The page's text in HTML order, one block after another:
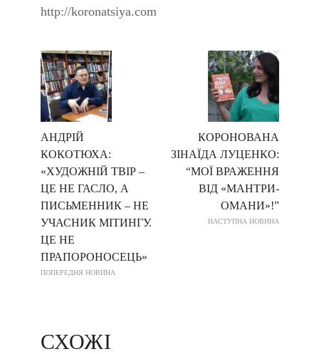
http://koronatsiya.com
АНДРІЙ
КОКОТЮХА:
«ХУДОЖНІЙ ТВІР –
ЦЕ НЕ ГАСЛО, А
ПИСЬМЕННИК – НЕ
УЧАСНИК МІТИНГУ.
ЦЕ НЕ
ПРАПОРОНОСЕЦЬ»
ПОПЕРЕДНЯ НОВИНА
КОРОНОВАНА
ЗІНАЇДА ЛУЦЕНКО:
“МОЇ ВРАЖЕННЯ
ВІД «МАНТРИ-
ОМАНИ»!”
НАСТУПНА НОВИНА
СХОЖІ